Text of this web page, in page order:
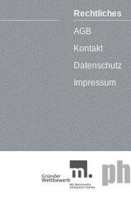
Rechtliches
AGB
Kontakt
Datenschutz
Impressum